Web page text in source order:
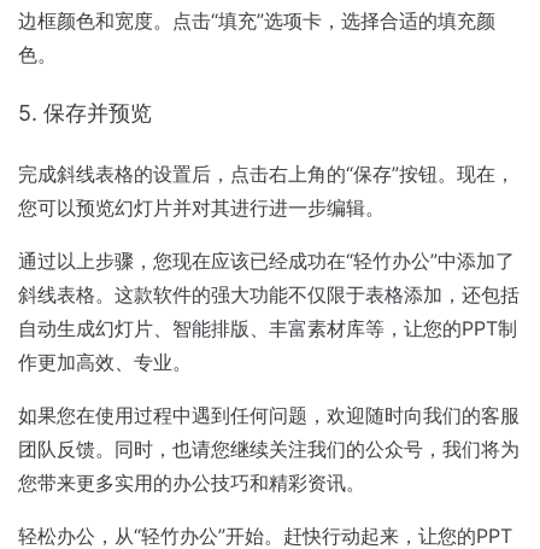
边框颜色和宽度。点击“填充”选项卡，选择合适的填充颜
色。
5. 保存并预览
完成斜线表格的设置后，点击右上角的“保存”按钮。现在，
您可以预览幻灯片并对其进行进一步编辑。
通过以上步骤，您现在应该已经成功在“轻竹办公”中添加了
斜线表格。这款软件的强大功能不仅限于表格添加，还包括
自动生成幻灯片、智能排版、丰富素材库等，让您的PPT制
作更加高效、专业。
如果您在使用过程中遇到任何问题，欢迎随时向我们的客服
团队反馈。同时，也请您继续关注我们的公众号，我们将为
您带来更多实用的办公技巧和精彩资讯。
轻松办公，从“轻竹办公”开始。赶快行动起来，让您的PPT